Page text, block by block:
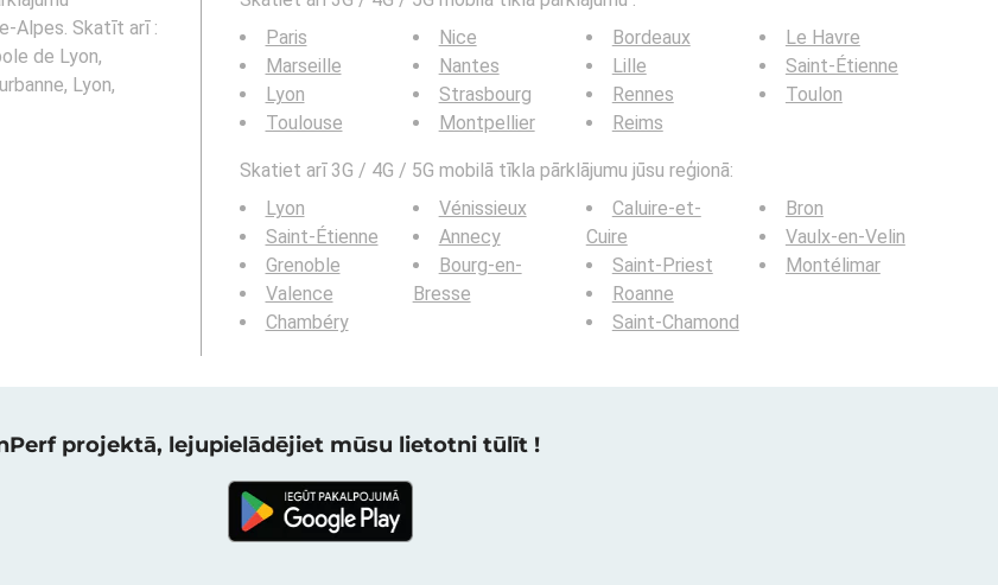
Alpes. Skatīt arī :
de Lyon,
Lyon,
Paris
Marseille
Lyon
Toulouse
Nice
Nantes
Strasbourg
Montpellier
Bordeaux
Lille
Rennes
Reims
Le Havre
Saint-Étienne
Toulon
Skatiet arī 3G / 4G / 5G mobilā tīkla pārklājumu jūsu reģionā:
Lyon
Saint-Étienne
Grenoble
Valence
Chambéry
Vénissieux
Annecy
Bourg-en-
Bresse
Caluire-et-
Cuire
Saint-Priest
Roanne
Saint-Chamond
Bron
Vaulx-en-Velin
Montélimar
projektā, lejupielādējiet mūsu lietotni tūlīt !